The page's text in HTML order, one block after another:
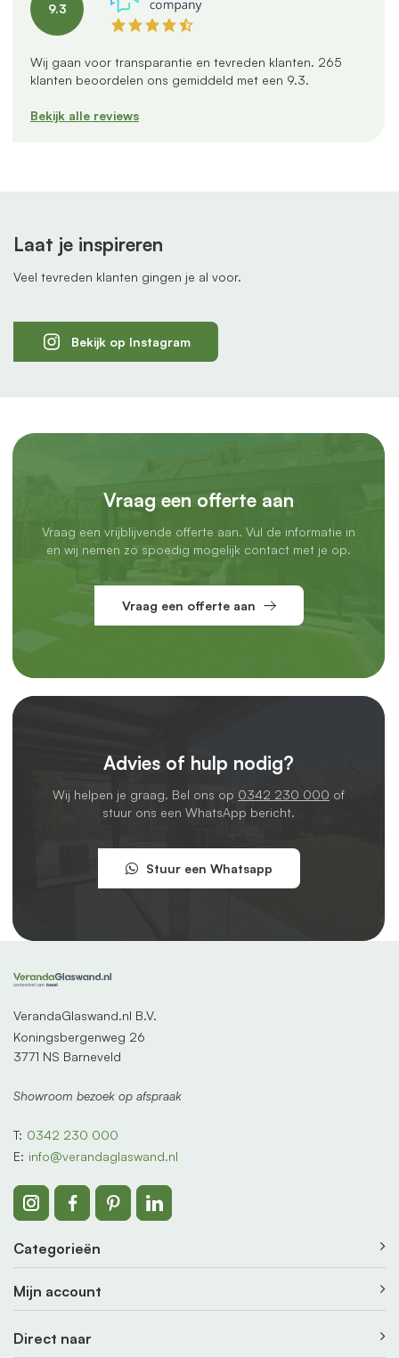
9.3
Wij gaan voor transparantie en tevreden klanten. 265
klanten beoordelen ons gemiddeld met een 9.3.
Bekijk alle reviews
Laat je inspireren
Veel tevreden klanten gingen je al voor.
Bekijk op Instagram
Vraag een offerte aan
Vraag een vrijblijvende offerte aan. Vul de informatie in
en wij nemen zo spoedig mogelijk contact met je op.
Vraag een offerte aan
Advies of hulp nodig?
Wij helpen je graag. Bel ons op 0342 230 000 of
stuur ons een WhatsApp bericht.
Stuur een Whatsapp
VerandaGlaswand.nl B.V.
Koningsbergenweg 26
3771 NS Barneveld
Showroom bezoek op afspraak
T: 0342 230 000
E: info@verandaglaswand.nl
Categorieën
Mijn account
Direct naar